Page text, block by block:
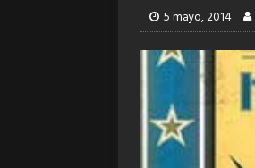
5 mayo, 2014